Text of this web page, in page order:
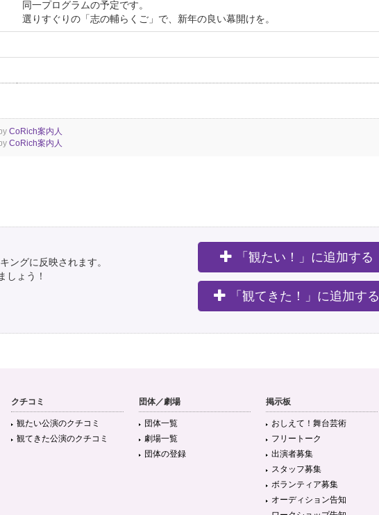
同一プログラムの予定です。
選りすぐりの「志の輔らくご」で、新年の良い幕開けを。
CoRich案内人
CoRich案内人
ングに反映されます。
しょう！
「観たい！」に追加する
「観てきた！」に追加する
クチコミ
観たい公演のクチコミ
観てきた公演のクチコミ
団体／劇場
団体一覧
劇場一覧
団体の登録
掲示板
おしえて！舞台芸術
フリートーク
出演者募集
スタッフ募集
ボランティア募集
オーディション告知